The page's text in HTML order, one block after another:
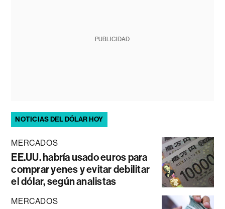
PUBLICIDAD
NOTICIAS DEL DÓLAR HOY
MERCADOS
EE.UU. habría usado euros para
comprar yenes y evitar debilitar
el dólar, según analistas
MERCADOS